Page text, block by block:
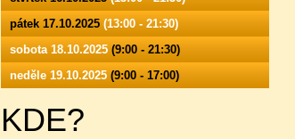
pátek 17.10.2025 (13:00 - 21:30)
sobota 18.10.2025 (9:00 - 21:30)
neděle 19.10.2025 (9:00 - 17:00)
KDE?